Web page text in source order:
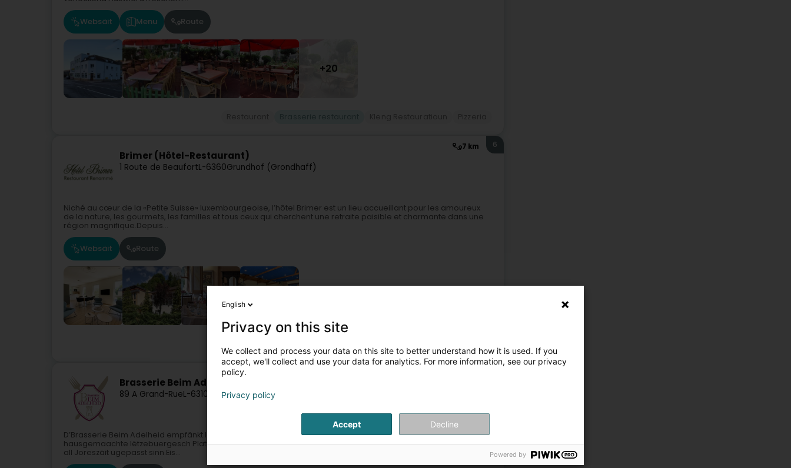
Websäit Menu Route
+20
7 km
Brimer (Hôtel-Restaurant)
1 Route de BeaufortL-6360Grundhof (Grondhaff)
6
Niché au cœur de la «Petite Suisse» luxembourgeoise, l’hôtel Brimer est un lieu accueillant pour les amoureux
de la nature, les gourmets, les familles et tous ceux qui cherchent une retraite paisible et charmante dans une
région magnifique.Depuis...
Websäit Route
Brasserie Beim Adelheid
89 A Grand-RueL-6310 Beaufort (Beefort)
D’Brasserie Beim Adelheid empfänkt Iech all Dag an enger moderner a gemittlecher Atmosphär.Entdeckt eis
hausgemaachte lëtzebuergesch Platen, preparéiert mat lokale Produiten, souwéi lecker saisonal Platen, déi un
all Joreszäit ugepasst sinn.Eis...
English
Privacy on this site
We collect and process your data on this site to better understand how it is used. If you
accept, we'll collect and use your data for analytics. For more information, see our privacy
policy.
Privacy policy
Accept Decline
Powered by